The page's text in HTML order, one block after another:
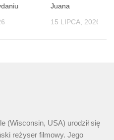
Juana
15 LIPCA, 2026
(Wisconsin, USA) urodził się
reżyser filmowy. Jego